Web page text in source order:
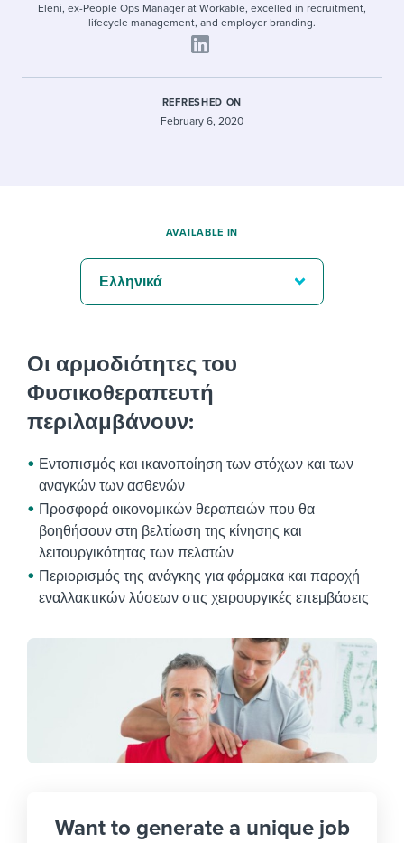
Eleni, ex-People Ops Manager at Workable, excelled in recruitment,
lifecycle management, and employer branding.
REFRESHED ON
February 6, 2020
Οι αρμοδιότητες του
Φυσικοθεραπευτή
περιλαμβάνουν:
Εντοπισμός και ικανοποίηση των στόχων και των
αναγκών των ασθενών
Προσφορά οικονομικών θεραπειών που θα
βοηθήσουν στη βελτίωση της κίνησης και
λειτουργικότητας των πελατών
Περιορισμός της ανάγκης για φάρμακα και παροχή
εναλλακτικών λύσεων στις χειρουργικές επεμβάσεις
Want to generate a unique job
AVAILABLE IN
Ελληνικά